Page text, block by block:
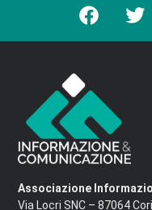
Associazione
Via Locri SNC – 87064